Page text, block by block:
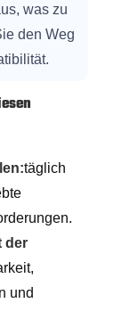
was zu
den Weg
täglich
der
und